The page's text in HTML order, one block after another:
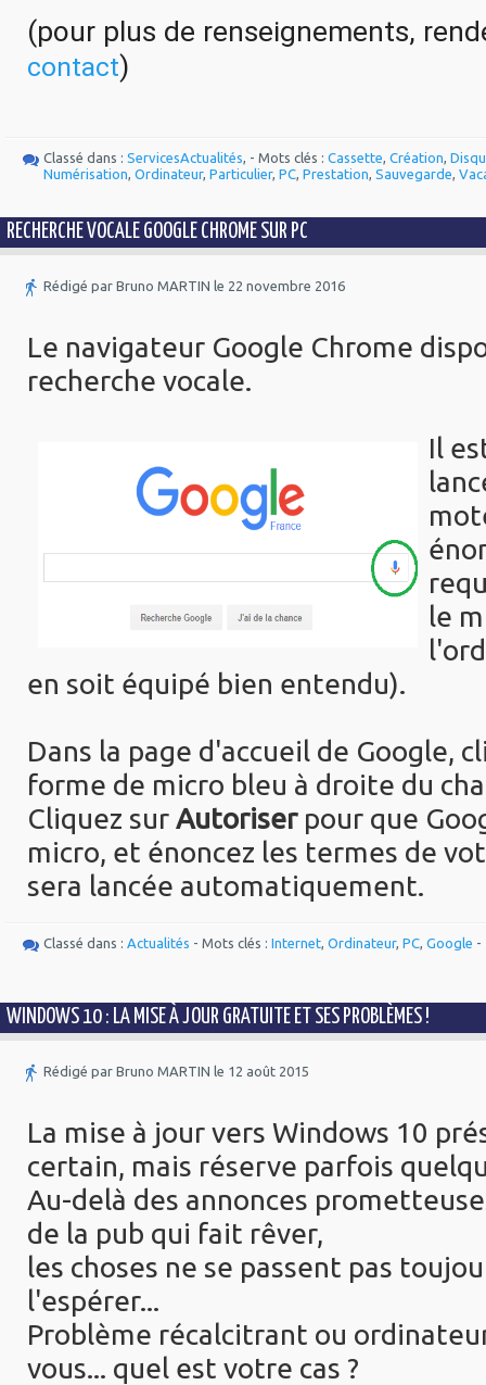
(pou
contact)
Classé dans : ServicesActualités, - Mots clés : Cassette, Création,
Numérisation, Ordinateur, Particulier, PC, Prestation, Sauvegarde,
RECHERCHE VOCALE GOOGLE CHROME SUR PC
Rédigé par Bruno MARTIN le 22 novembre 2016
Le navigateur Google Chrome
recherche vocale.
Il
le
en soit équipé bien entendu).
Dans la page d'accueil de Google,
forme de micro bleu à droite du
Cliquez sur Autoriserpour que
micro, et énoncez les termes de
sera lancée automatiquement.
Classé dans : Actualités - Mots clés : Internet, Ordinateur, PC, Google -
WINDOWS 10 : LA MISE À JOUR GRATUITE ET SES PROBLÈMES !
Rédigé par Bruno MARTIN le 12 août 2015
La mise à jour vers Windows 10
certain, mais réserve parfois
Au-delà des annonces
de la pub qui fait rêver,
les choses ne se passent pas
l'espérer...
Problème récalcitrant ou
vous... quel est votre cas ?